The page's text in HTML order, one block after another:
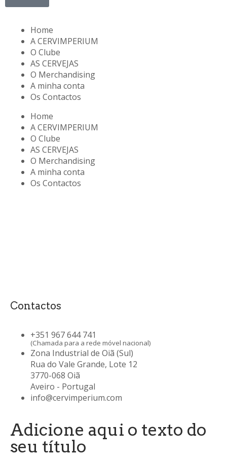
Home
A CERVIMPERIUM
O Clube
AS CERVEJAS
O Merchandising
A minha conta
Os Contactos
Home
A CERVIMPERIUM
O Clube
AS CERVEJAS
O Merchandising
A minha conta
Os Contactos
Contactos
+351 967 644 741
(Chamada para a rede móvel nacional)
Zona Industrial de Oiã (Sul)
Rua do Vale Grande, Lote 12
3770-068 Oiã
Aveiro - Portugal
info@cervimperium.com
Adicione aqui o texto do
seu título